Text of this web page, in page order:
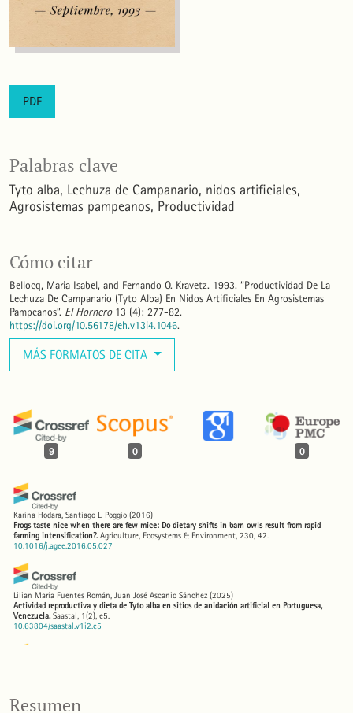
PDF
Palabras clave
Tyto alba Lechuza de Campanario nidos artificiales
Agrosistemas pampeanos Productividad
Cómo citar
Bellocq, Maria Isabel, and Fernando O. Kravetz. 1993. “Productividad De La
Lechuza De Campanario (Tyto Alba) En Nidos Artificiales En Agrosistemas
Pampeanos”. El Hornero13 (4): 277-82.
https://doi.org/10.56178/eh.v13i4.1046.
MÁS FORMATOS DE CITA
9 0 0
Karina Hodara, Santiago L. Poggio (2016)
Frogs taste nice when there are few mice: Do dietary shifts in barn owls result from rapid
farming intensification?. Agriculture, Ecosystems & Environment, 230, 42.
10.1016/j.agee.2016.05.027
Lilian María Fuentes Román, Juan José Ascanio Sánchez (2025)
Actividad reproductiva y dieta de Tyto alba en sitios de anidación artificial en Portuguesa,
Venezuela. Saastal, 1(2), e5.
10.63804/saastal.v1i2.e5
10.2173/bow.brnowl.01.1
Resumen